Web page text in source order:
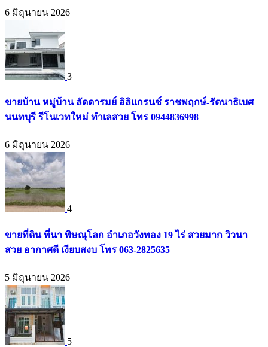
6 มิถุนายน 2026
3
ขายบ้าน หมู่บ้าน ลัดดารมย์ อิลิแกรนช์ ราชพฤกษ์-รัตนาธิเบศ
นนทบุรี รีโนเวทใหม่ ทำเลสวย โทร 0944836998
6 มิถุนายน 2026
4
ขายที่ดิน ที่นา พิษณุโลก อำเภอวังทอง 19 ไร่ สวยมาก วิวนา
สวย อากาศดี เงียบสงบ โทร 063-2825635
5 มิถุนายน 2026
5